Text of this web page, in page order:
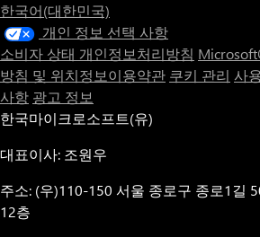
한국어(대한민국)
개인 정보 선택 사항
소비자 상태 개인정보처리방침
방침 및 위치정보이용약관 쿠키 관리 사
사항 광고 정보
한국마이크로소프트(유)
대표이사: 조원우
주소: (우)110-150 서울 종로구 종로1길
12층